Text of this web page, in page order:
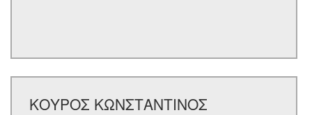
ΚΟΥΡΟΣ ΚΩΝΣΤΑΝΤΙΝΟΣ